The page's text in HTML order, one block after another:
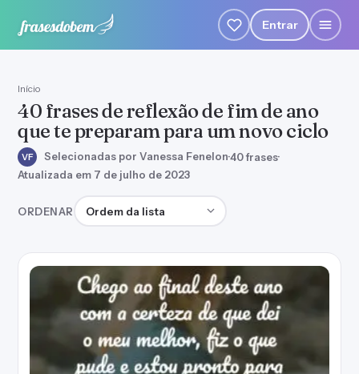
Entrar
Início
40 frases de reflexão de fim de ano
que te preparam para um novo ciclo
VF Selecionadas por Vanessa Fenelon·40 frases·
Atualizada em 7 de julho de 2023
ORDENAR Ordenar frases